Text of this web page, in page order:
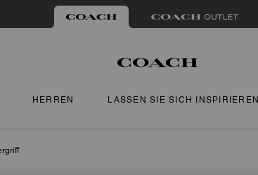
HERREN LASSEN SIE SICH INSPIRIEREN